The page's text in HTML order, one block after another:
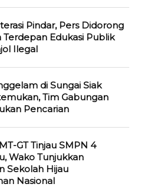
Pindar, Pers Didorong
Terdepan Edukasi Publik
Ilegal
di Sungai Siak
Tim Gabungan
Pencarian
GT Tinjau SMPN 4
Wako Tunjukkan
Sekolah Hijau
Nasional